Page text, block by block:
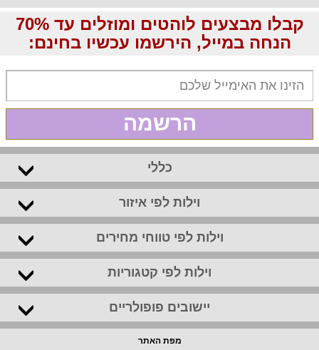
קבלו מבצעים לוהטים ומוזלים עד 70%
הנחה במייל, הירשמו עכשיו בחינם:
הרשמה
כללי
וילות לפי איזור
וילות לפי טווחי מחירים
וילות לפי קטגוריות
יישובים פופולריים
מפת האתר